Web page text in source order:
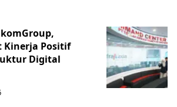
Kinerja Positif
Digital